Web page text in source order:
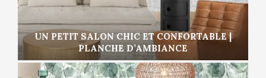
UN PETIT SALON CHIC ET CONFORTABLE |
PLANCHE D’AMBIANCE